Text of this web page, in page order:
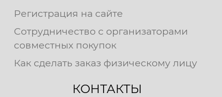
Регистрация на сайте
Сотрудничество с организаторами
совместных покупок
Как сделать заказ физическому лицу
КОНТАКТЫ